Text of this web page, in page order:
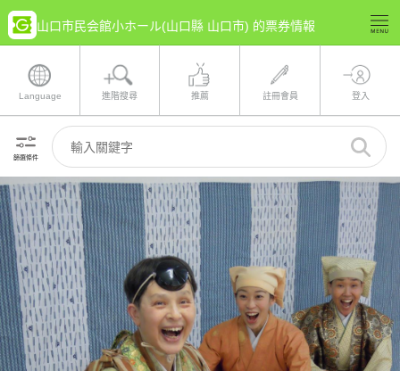
山口市民会館小ホール(山口縣 山口市) 的票券情報
Language 進階搜尋 推薦 註冊會員 登入
篩選條件